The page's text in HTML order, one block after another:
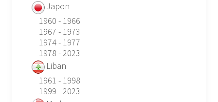
Japon
1960 - 1966
1967 - 1973
1974 - 1977
1978 - 2023
Liban
1961 - 1998
1999 - 2023